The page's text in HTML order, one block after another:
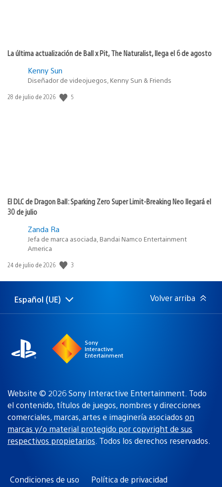
La última actualización de Ball x Pit, The Naturalist, llega el 6 de agosto
Kenny Sun
Diseñador de videojuegos, Kenny Sun & Friends
Fecha
28 de julio de 2026 5
El DLC de Dragon Ball: Sparking Zero Super Limit-Breaking Neo llegará el
30 de julio
Zanda Ra
Jefa de marca asociada, Bandai Namco Entertainment
America
Fecha
publicación:
24 de julio de 2026 3
Selecciona
una
Región
actual:
Español (UE) Volver arriba
Sony
Interactive
Entertainment
Website © 2026 Sony Interactive Entertainment. Todo
el contenido, títulos de juegos, nombres y direcciones
comerciales, marcas, artes e imaginería asociados on
marcas y/o material protegido por copyright de sus
respectivos propietarios. Todos los derechos reservados.
Condiciones de uso Política de privacidad